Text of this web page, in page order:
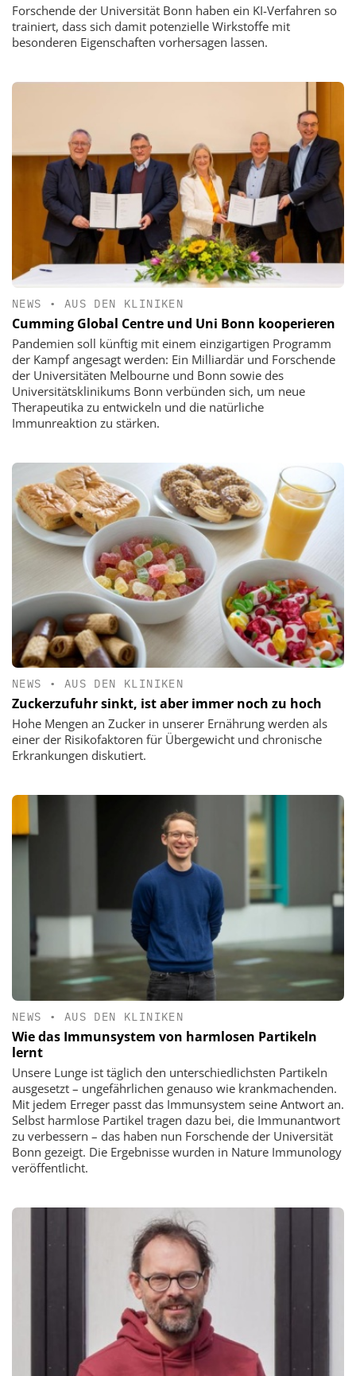
Forschende der Universität Bonn haben ein KI-Verfahren so
trainiert, dass sich damit potenzielle Wirkstoffe mit
besonderen Eigenschaften vorhersagen lassen.
NEWS • AUS DEN KLINIKEN
Cumming Global Centre und Uni Bonn kooperieren
Pandemien soll künftig mit einem einzigartigen Programm
der Kampf angesagt werden: Ein Milliardär und Forschende
der Universitäten Melbourne und Bonn sowie des
Universitätsklinikums Bonn verbünden sich, um neue
Therapeutika zu entwickeln und die natürliche
Immunreaktion zu stärken.
NEWS • AUS DEN KLINIKEN
Zuckerzufuhr sinkt, ist aber immer noch zu hoch
Hohe Mengen an Zucker in unserer Ernährung werden als
einer der Risikofaktoren für Übergewicht und chronische
Erkrankungen diskutiert.
NEWS • AUS DEN KLINIKEN
Wie das Immunsystem von harmlosen Partikeln
lernt
Unsere Lunge ist täglich den unterschiedlichsten Partikeln
ausgesetzt – ungefährlichen genauso wie krankmachenden.
Mit jedem Erreger passt das Immunsystem seine Antwort an.
Selbst harmlose Partikel tragen dazu bei, die Immunantwort
zu verbessern – das haben nun Forschende der Universität
Bonn gezeigt. Die Ergebnisse wurden in Nature Immunology
veröffentlicht.